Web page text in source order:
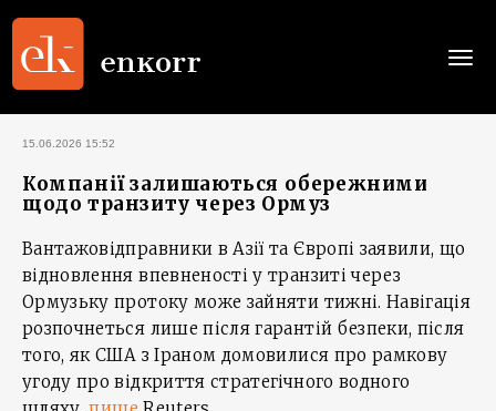
15.06.2026 15:52
Компанії залишаються обережними
щодо транзиту через Ормуз
Вантажовідправники в Азії та Європі заявили, що
відновлення впевненості у транзиті через
Ормузьку протоку може зайняти тижні. Навігація
розпочнеться лише після гарантій безпеки, після
того, як США з Іраном домовилися про рамкову
угоду про відкриття стратегічного водного